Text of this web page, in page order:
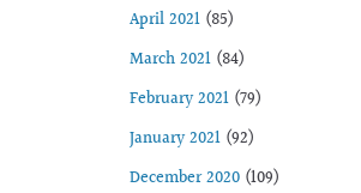
April 2021 (85)
March 2021 (84)
February 2021 (79)
January 2021 (92)
December 2020 (109)